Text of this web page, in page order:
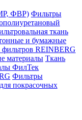
ФВР) Фильтры
ткань
и бумажные
фильтров REINBERG
материалы Ткань
ФилТек
Фильтры
покрасочных